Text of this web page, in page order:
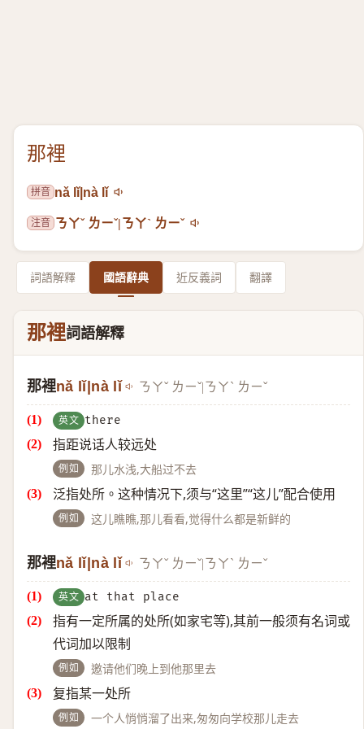
那裡
拼音 nǎ lǐ|nà lǐ
注音 ㄋㄚˇ ㄌㄧˇ|ㄋㄚˋ ㄌㄧˇ
詞語解釋 國語辭典 近反義詞 翻譯
那裡詞語解釋
那裡nǎ lǐ|nà lǐ ㄋㄚˇ ㄌㄧˇ|ㄋㄚˋ ㄌㄧˇ
英文 there
指距说话人较远处
例如 那儿水浅,大船过不去
泛指处所。这种情况下,须与“这里”“这儿”配合使用
例如 这儿瞧瞧,那儿看看,觉得什么都是新鲜的
那裡nǎ lǐ|nà lǐ ㄋㄚˇ ㄌㄧˇ|ㄋㄚˋ ㄌㄧˇ
英文 at that place
指有一定所属的处所(如家宅等),其前一般须有名词或
代词加以限制
例如 邀请他们晚上到他那里去
复指某一处所
例如 一个人悄悄溜了出来,匆匆向学校那儿走去